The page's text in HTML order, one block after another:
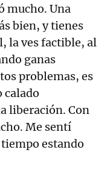
mucho. Una
bien, y tienes
la ves factible, al
ganas
problemas, es
calado
liberación. Con
Me sentí
estando